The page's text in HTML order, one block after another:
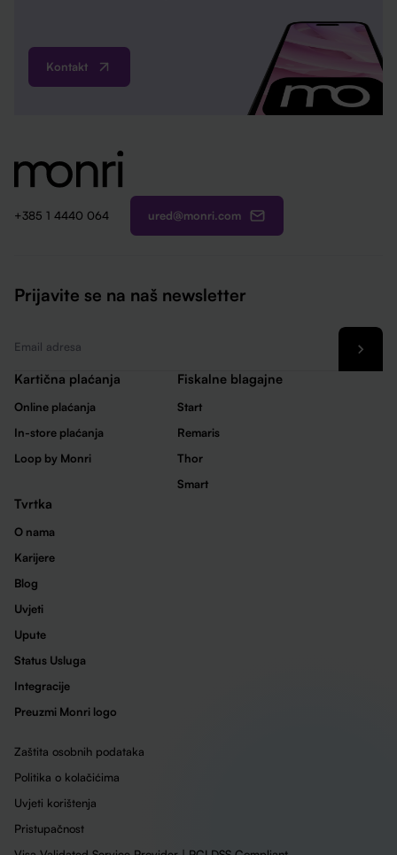
Kontakt
+385 1 4440 064 ured@monri.com
Prijavite se na naš newsletter
Kartična plaćanja
Online plaćanja
In-store plaćanja
Loop by Monri
Fiskalne blagajne
Start
Remaris
Thor
Smart
Tvrtka
O nama
Karijere
Blog
Uvjeti
Upute
Status Usluga
Integracije
Preuzmi Monri logo
Zaštita osobnih podataka
Politika o kolačićima
Uvjeti korištenja
Pristupačnost